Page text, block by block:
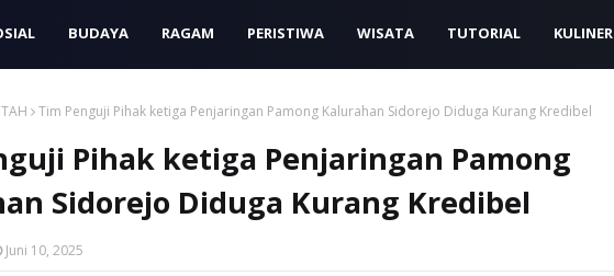
BUDAYA RAGAM PERISTIWA WISATA TUTORIAL KULINER
Tim Penguji Pihak ketiga Penjaringan Pamong Kalurahan Sidorejo Diduga Kurang Kredibel
Pihak ketiga Penjaringan Pamong
Sidorejo Diduga Kurang Kredibel
Juni 10, 2025